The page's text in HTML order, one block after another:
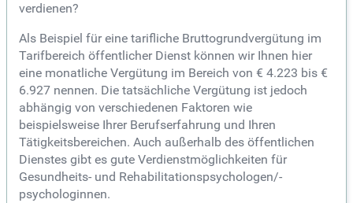
verdienen?
Als Beispiel für eine tarifliche Bruttogrundvergütung im
Tarifbereich öffentlicher Dienst können wir Ihnen hier
eine monatliche Vergütung im Bereich von € 4.223 bis €
6.927 nennen. Die tatsächliche Vergütung ist jedoch
abhängig von verschiedenen Faktoren wie
beispielsweise Ihrer Berufserfahrung und Ihren
Tätigkeitsbereichen. Auch außerhalb des öffentlichen
Dienstes gibt es gute Verdienstmöglichkeiten für
Gesundheits- und Rehabilitationspsychologen/-
psychologinnen.